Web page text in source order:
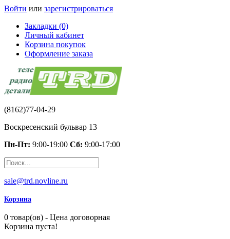
Войти или зарегистрироваться
Закладки (0)
Личный кабинет
Корзина покупок
Оформление заказа
(8162)77-04-29
Воскресенский бульвар 13
Пн-Пт: 9:00-19:00 Сб: 9:00-17:00
sale@trd.novline.ru
Корзина
0 товар(ов) - Цена договорная
Корзина пуста!